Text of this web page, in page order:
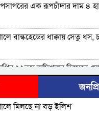
এক রূপচাঁদার দাম ৪
বাল্কহেডের ধাক্কায় সেতু ধস,
২২তম কমিশনার হিসেবে
মুহম্মদ সালেহ
থেকে যেন কোনো রোগীকে
জিয়াউদ্দিন
মিলছে না বড় ইলিশ